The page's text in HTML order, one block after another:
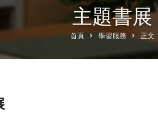
主題書展
首頁 學習服務 正文